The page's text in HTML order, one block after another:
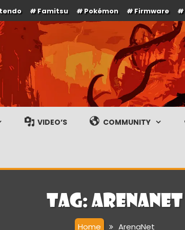
Famitsu Pokémon Firmware
gameplay streams
VIDEO’S COMMUNITY
Tag: ArenaNet
Home ArenaNet